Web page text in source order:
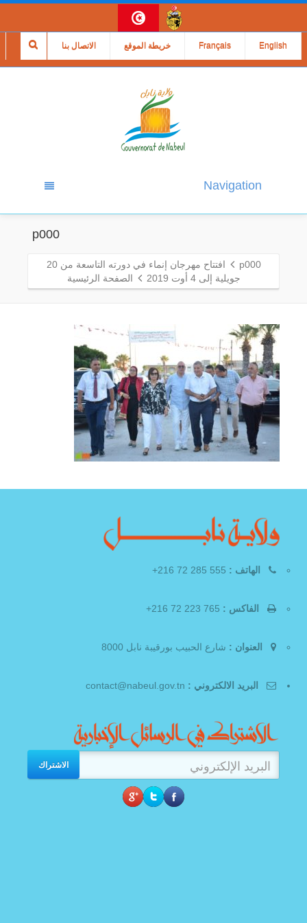
الاتصال بنا خريطة الموقع Français English
Navigation
p000
p000
افتتاح مهرجان إنماء في دورته التاسعة من 20
جويلية إلى 4 أوت 2019
الصفحة الرئيسية
الهاتف :
الفاكس :
العنوان : شارع الحبيب بورقيبة نابل 8000
البريد الالكتروني :
الاشتراك